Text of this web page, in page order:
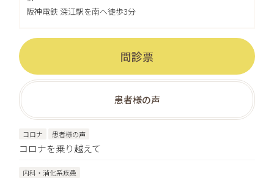
阪神電鉄 深江駅を南へ徒歩3分
問診票
患者様の声
コロナ 患者様の声
コロナを乗り越えて
内科・消化系疾患